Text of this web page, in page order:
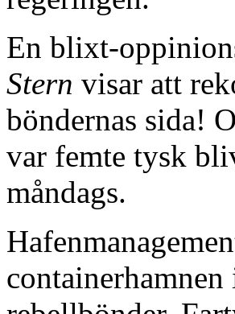
En blixt-
Stern visar att
böndernas sida!
var femte tysk
måndags.